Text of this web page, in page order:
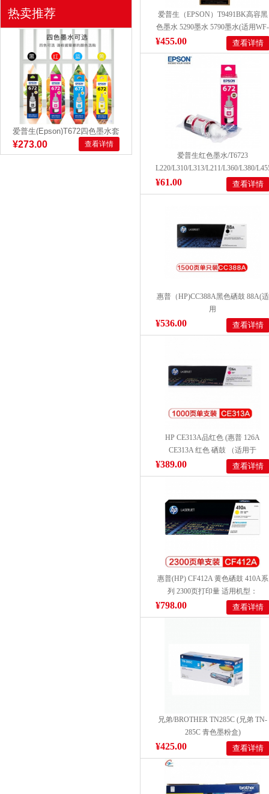
热卖推荐
爱普生(Epson)T672四色墨水套
装适用于L220/L310...
¥273.00 查看详情
爱普生（EPSON）T9491BK高容黑
色墨水 5290墨水 5790墨水(适用WF-
C5290a/C5790a/5290/5790) 约5000页
¥455.00 查看详情
爱普生红色墨水/T6723
L220/L310/L313/L211/L360/L380/
价单位：支）)
¥61.00 查看详情
惠普（HP)CC388A黑色硒鼓 88A(适
用
系列M126;M128系列等))
¥536.00 查看详情
HP CE313A品红色 (惠普 126A
CE313A 红色 硒鼓 （适用于
M175a/M175nw/M275）)
¥389.00 查看详情
惠普(HP) CF412A 黄色硒鼓 410A系
列 2300页打印量 适用机型：
M452dn/M452dw/M477dw 单支装)
¥798.00 查看详情
兄弟/BROTHER TN285C (兄弟 TN-
285C 青色墨粉盒)
¥425.00 查看详情